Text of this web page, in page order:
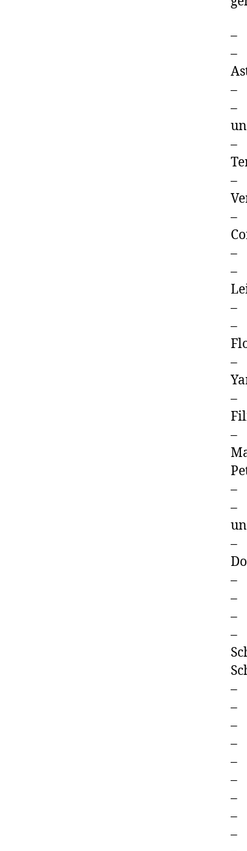
–
–
–
–
–
–
–
–
–
–
–
–
–
–
–
–
–
–
–
–
–
–
–
–
–
–
–
–
–
–